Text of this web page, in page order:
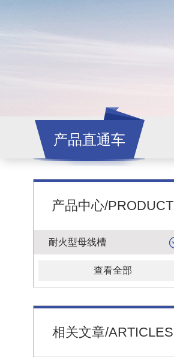
产品直通车
产品中心/PRODUCT
耐火型母线槽
查看全部
相关文章/ARTICLES